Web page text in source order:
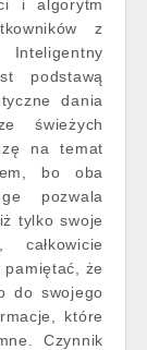
i algorytm
z
podstawą
dania
świeżych
na temat
bo oba
pozwala
tylko swoje
pamiętać, że
do swojego
które
Czynnik